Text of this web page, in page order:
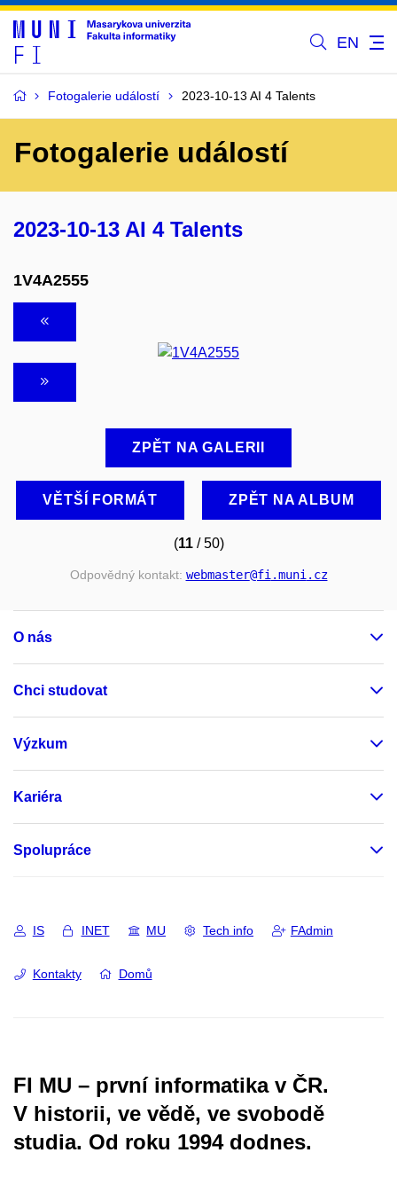
EN
Fotogalerie událostí 2023-10-13 AI 4 Talents
Fotogalerie událostí
2023-10-13 AI 4 Talents
1V4A2555
ZPĚT NA GALERII
VĚTŠÍ FORMÁT ZPĚT NA ALBUM
(11/ 50)
Odpovědný kontakt: webmaster@fi.muni.cz
O nás
Chci studovat
Výzkum
Kariéra
Spolupráce
IS INET MU Tech info FAdmin
Kontakty Domů
FI MU – první informatika v ČR.
V historii, ve vědě, ve svobodě
studia. Od roku 1994 dodnes.